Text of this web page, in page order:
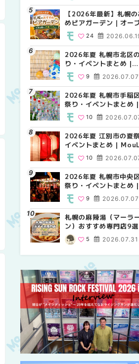
【2026年最新】札幌
めビアガーデン｜オー
順に徹底紹介！大通公園
穴場テラスまで |
HOKKAIDO
24
2026年夏 札幌市北区
り・イベントまとめ |
MouLa HOKKAIDO
2026.07.07
9
2026年夏 札幌市手稲
祭り・イベントまとめ |
MouLa HOKKAIDO
10
2026年夏 江別市の夏祭
イベントまとめ |
HOKKAIDO
10
2026年夏 札幌市中央
祭り・イベントまとめ |
MouLa HOKKAIDO
2026.07.07
9
札幌の麻辣湯（マーラ
ン）おすすめ専門店9
場の量り売りから最新店
徹底比較 | MouLa
2026.07.31
5
2026年
り・イベ
9
2026年
祭り・イ
6
2026年
祭り・イ
9
2026年
り・イベ
8
2026年
祭り・イ
9
2026年
夏祭り・
9
2026年
祭り・イ
10
2026年
祭り・イ
6
札幌の麻
ン）おす
徹底比5
2026年
祭り・イ
9
【新千歳
ンジが開
ラウンジ
紹介！
18
2026年
り・イベ
8